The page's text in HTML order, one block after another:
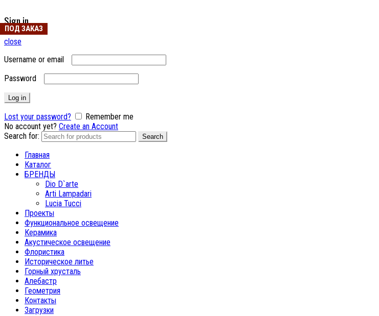
Sign in
close
Username or email
Password
Log in
Lost your password?
Remember me
No account yet? Create an Account
Search for:
Search
Главная
Каталог
БРЕНДЫ
Dio D`arte
Arti Lampadari
Lucia Tucci
Проекты
Функциональное освещение
Керамика
Акустическое освещение
Флористика
Историческое литье
Горный хрусталь
Алебастр
Геометрия
Контакты
Загрузки
ПОД ЗАКАЗ